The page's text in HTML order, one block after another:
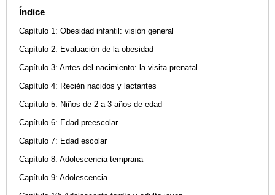
Índice
Capítulo 1: Obesidad infantil: visión general
Capítulo 2: Evaluación de la obesidad
Capítulo 3: Antes del nacimiento: la visita prenatal
Capítulo 4: Recién nacidos y lactantes
Capítulo 5: Niños de 2 a 3 años de edad
Capítulo 6: Edad preescolar
Capítulo 7: Edad escolar
Capítulo 8: Adolescencia temprana
Capítulo 9: Adolescencia